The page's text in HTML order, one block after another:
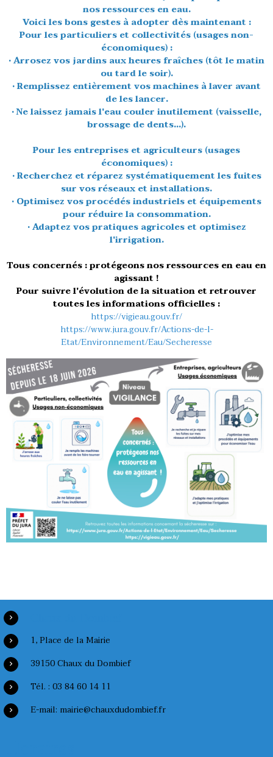
nos ressources en eau.
Voici les bons gestes à adopter dès maintenant :
Pour les particuliers et collectivités (usages non-
économiques) :
• Arrosez vos jardins aux heures fraîches (tôt le matin
ou tard le soir).
• Remplissez entièrement vos machines à laver avant
de les lancer.
• Ne laissez jamais l'eau couler inutilement (vaisselle,
brossage de dents...).
Pour les entreprises et agriculteurs (usages
économiques) :
• Recherchez et réparez systématiquement les fuites
sur vos réseaux et installations.
• Optimisez vos procédés industriels et équipements
pour réduire la consommation.
• Adaptez vos pratiques agricoles et optimisez
l'irrigation.
Tous concernés : protégeons nos ressources en eau en
agissant !
Pour suivre l'évolution de la situation et retrouver
toutes les informations officielles :
https://vigieau.gouv.fr/
https://www.jura.gouv.fr/Actions-de-l-
Etat/Environnement/Eau/Secheresse
1, Place de la Mairie
39150 Chaux du Dombief
Tél. : 03 84 60 14 11
E-mail: mairie@chauxdudombief.fr